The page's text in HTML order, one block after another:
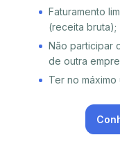
Faturamento
(receita bruta);
Não participar
de outra
Ter no